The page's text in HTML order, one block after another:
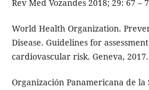
Rev Med Vozandes 2018; 29: 67 –
World Health Organization.
Disease. Guidelines for
cardiovascular risk. Geneva, 2017.
Organización Panamericana de